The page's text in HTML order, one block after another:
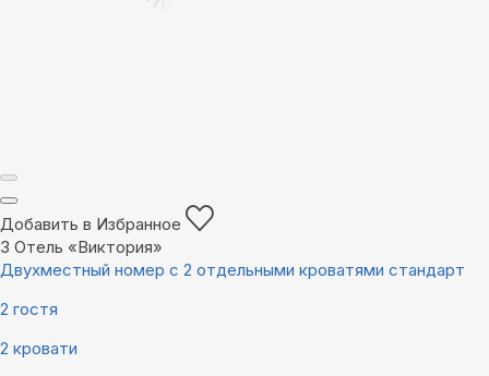
Добавить в Избранное
3 Отель «Виктория»
Двухместный номер с 2 отдельными кроватями стандарт
2 гостя
2 кровати